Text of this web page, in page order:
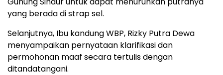
yang berada di strap sel.
Selanjutnya, Ibu kandung WBP, Rizky Putra Dewa
menyampaikan pernyataan klarifikasi dan
permohonan maaf secara tertulis dengan
ditandatangani.